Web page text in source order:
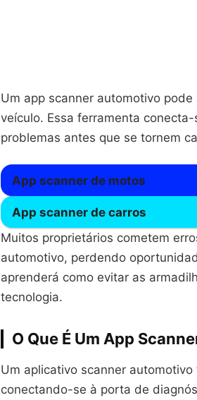
Um app scanner automotivo
veículo. Essa ferramenta
problemas antes que se tornem
App scanner de motos
App scanner de carros
Muitos proprietários cometem
automotivo, perdendo
aprenderá como evitar as
tecnologia.
O Que É Um App
Um aplicativo scanner
conectando-se à porta de